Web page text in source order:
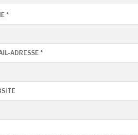
*
ADRESSE *